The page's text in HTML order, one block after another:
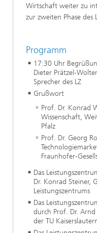
Wirtschaft weiter zu
zur zweiten Phase des
Programm
17:30 Uhr
Dieter Prätzel-
Sprecher des LZ
Grußwort
Prof. Dr. Konrad
Wissenschaft,
Pfalz
Prof. Dr. Georg
Fraunhofer-
Das
Dr. Konrad Steiner,
Leistungszentrums
Das
durch Prof. Dr.
der TU